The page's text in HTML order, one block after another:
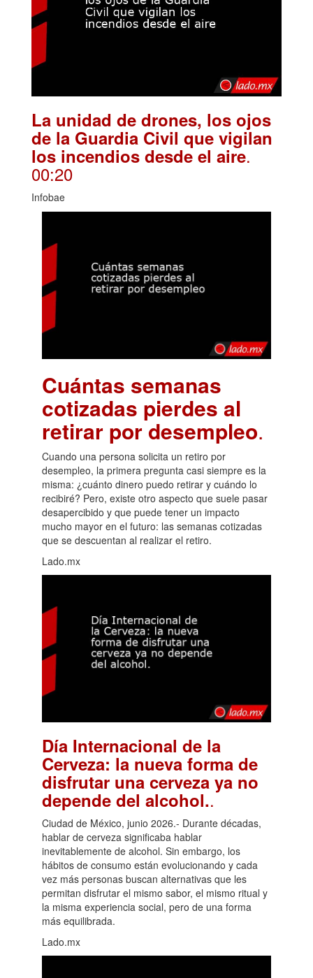
La unidad de drones, los ojos
de la Guardia Civil que vigilan
los incendios desde el aire.
00:20
Infobae
Cuántas semanas
cotizadas pierdes al
retirar por desempleo.
Cuando una persona solicita un retiro por
desempleo, la primera pregunta casi siempre es la
misma: ¿cuánto dinero puedo retirar y cuándo lo
recibiré? Pero, existe otro aspecto que suele pasar
desapercibido y que puede tener un impacto
mucho mayor en el futuro: las semanas cotizadas
que se descuentan al realizar el retiro.
Lado.mx
Día Internacional de la
Cerveza: la nueva forma de
disfrutar una cerveza ya no
depende del alcohol..
Ciudad de México, junio 2026.- Durante décadas,
hablar de cerveza significaba hablar
inevitablemente de alcohol. Sin embargo, los
hábitos de consumo están evolucionando y cada
vez más personas buscan alternativas que les
permitan disfrutar el mismo sabor, el mismo ritual y
la misma experiencia social, pero de una forma
más equilibrada.
Lado.mx